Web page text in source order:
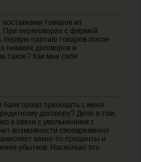
товаров из
При переговорах с фирмой
первую партию товаров после
договоров и
такое? Как мне себя
право требовать с меня
договору? Дело в том,
в связи с увольнением с
возможности своевременно
какие-то проценты и
убытков. Насколько это